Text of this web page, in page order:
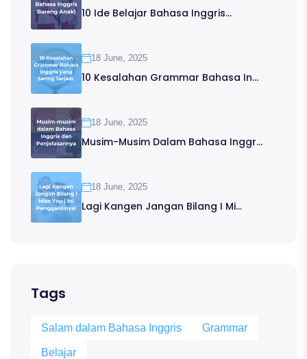
10 Ide Belajar Bahasa Inggris...
18 June, 2025
10 Kesalahan Grammar Bahasa In...
18 June, 2025
Musim-Musim Dalam Bahasa Inggr...
18 June, 2025
Lagi Kangen Jangan Bilang I Mi...
Tags
Salam dalam Bahasa Inggris Grammar
Belajar